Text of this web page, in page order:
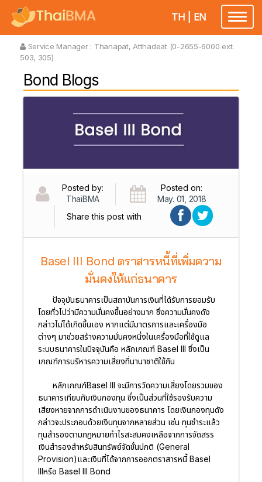
TH EN
Service Manager : Thanapat, Atthadeat (0-2655-6000 ext.
503, 305)
Bond Blogs
Posted by:
ThaiBMA
Posted on:
May. 01, 2018
Share this post with
Basel III Bond ตราสารหนี้ที่เพิ่มความ
มั่นคงให้แก่ธนาคาร
ปัจจุบันธนาคารเป็นสถาบันการเงินที่ได้รับการยอมรับ
โดยทั่วไปว่ามีความมั่นคงขึ้นอย่างมาก ซึ่งความมั่นคงดัง
กล่าวไม่ได้เกิดขึ้นเอง หากแต่มีมาตรการและเครื่องมือ
ต่างๆ มาช่วยสร้างความมั่นคงหนึ่งในเครื่องมือที่ใช้ดูแล
ระบบธนาคารในปัจจุบันคือ หลักเกณฑ์ Basel III ซึ่งเป็น
เกณฑ์การบริหารความเสี่ยงที่นานาชาติใช้กัน
หลักเกณฑ์Basel III จะมีการวัดความเสี่ยงโดยรวมของ
ธนาคารเทียบกับเงินกองทุน ซึ่งเป็นส่วนที่ใช้รองรับความ
เสียงหายจากการดำเนินงานของธนาคาร โดยเงินกองทุนดัง
กล่าวจะประกอบด้วยเงินทุนจากหลายส่วน เช่น ทุนชำระแล้ว
ทุนสำรองตามกฎหมายกำไรสะสมคงเหลือจากการจัดสรร
เงินสำรองสำหรับสินทรัพย์จัดชั้นปกติ (General
Provision)และเงินที่ได้จากการออกตราสารหนี้ Basel
IIIหรือ Basel III Bond